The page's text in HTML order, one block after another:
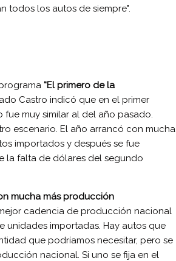
todos los autos de siempre".
“El primero de la
Castro indicó que en el primer
fue muy similar al del año pasado.
escenario. El año arrancó con mucha
importados y después se fue
la falta de dólares del segundo
mucha más producción
cadencia de producción nacional
unidades importadas. Hay autos que
que podríamos necesitar, pero se
nacional. Si uno se fija en el